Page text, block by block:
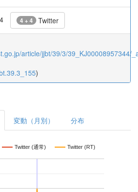
4 + 4 Twitter
article/jjbt/39/3/39_KJ00008957344/
)
変動（月別） 分布
Twitter (通常) Twitter (RT)